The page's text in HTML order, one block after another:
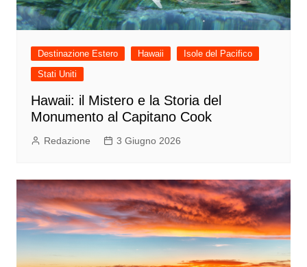
Destinazione Estero Hawaii
Isole del Pacifico
Stati Uniti
Hawaii: il Mistero e la Storia del
Monumento al Capitano Cook
Redazione 3 Giugno 2026